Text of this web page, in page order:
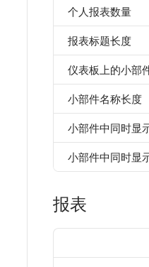
个人报表数量
报表标题长度
仪表板上的小部
小部件名称长度
小部件中同时显
小部件中同时显
报表